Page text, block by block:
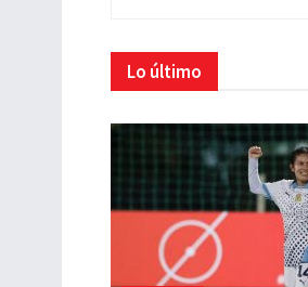
Lo último